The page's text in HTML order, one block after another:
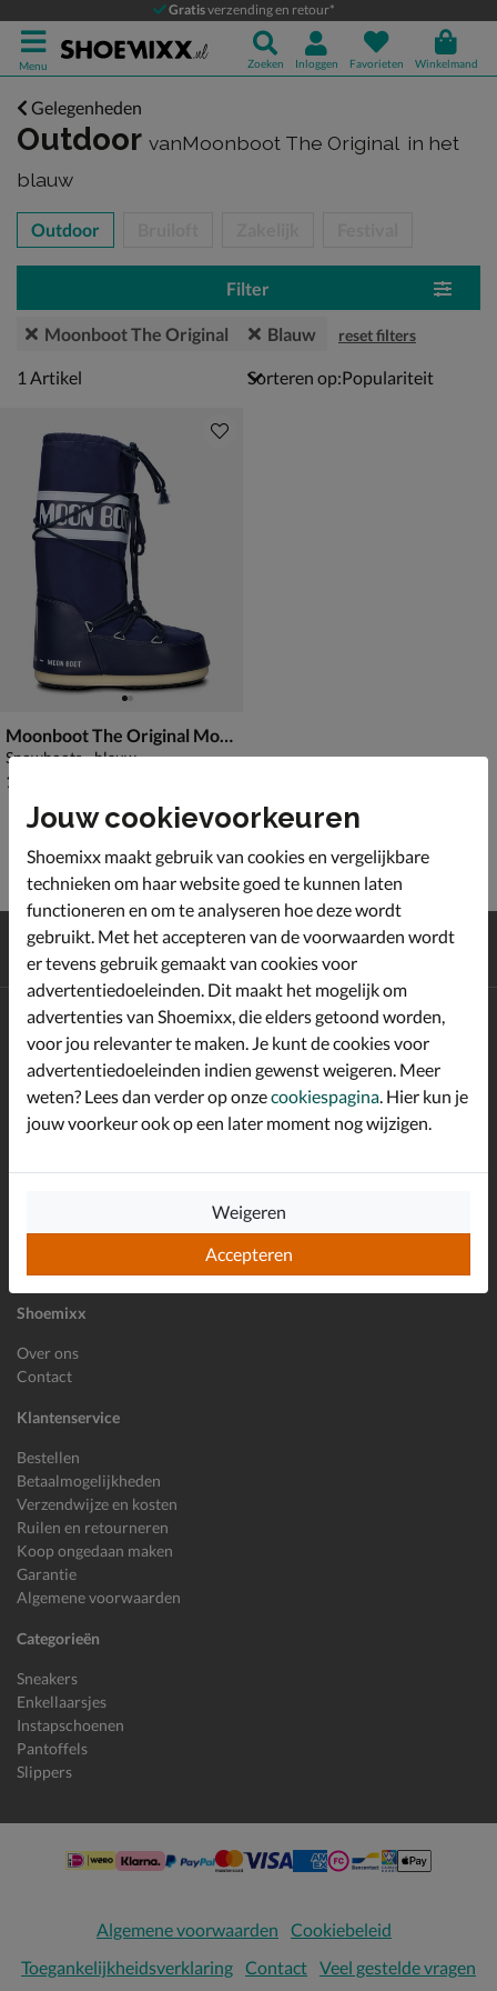
Gratisverzending en retour*
Menu Zoeken Inloggen Favorieten Winkelmand
Gelegenheden
Outdoor vanMoonboot The Original in het
blauw
over
Outdoor
Filter
Moonboot The Original Blauw reset filters
1 artikel
1 Artikel Sorteren op:
Moonboot The Original Moonboot Icon
Snowboots - blauw
€ 184,99
184
Gratisverzending en retour*
Achterafbetalen
Shoemixx
Over ons
Contact
Klantenservice
Bestellen
Betaalmogelijkheden
Verzendwijze en kosten
Ruilen en retourneren
Koop ongedaan maken
Garantie
Algemene voorwaarden
Categorieën
Sneakers
Enkellaarsjes
Instapschoenen
Pantoffels
Slippers
Altijd op de hoogte zijn?
Schrijf je in voor de Shoemixx nieuwsbrief en ontvang €10,-
welkomstkorting!
Inschrijven
Algemene voorwaarden
Cookiebeleid
Toegankelijkheidsverklaring Contact Veel gestelde vragen
Jouw cookievoorkeuren
Shoemixx maakt gebruik van cookies en vergelijkbare
technieken om haar website goed te kunnen laten
functioneren en om te analyseren hoe deze wordt
gebruikt. Met het accepteren van de voorwaarden wordt
er tevens gebruik gemaakt van cookies voor
advertentiedoeleinden. Dit maakt het mogelijk om
advertenties van Shoemixx, die elders getoond worden,
voor jou relevanter te maken. Je kunt de cookies voor
advertentiedoeleinden indien gewenst weigeren. Meer
weten? Lees dan verder op onzecookiespagina. Hier kun je
jouw voorkeur ook op een later moment nog wijzigen.
Accepteren
Weigeren